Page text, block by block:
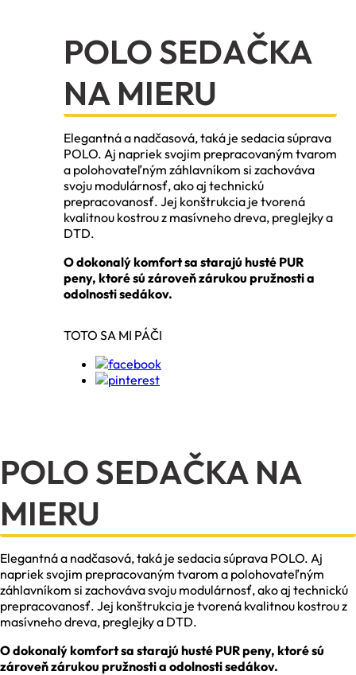
POLO SEDAČKA
NA MIERU
Elegantná a nadčasová, taká je sedacia súprava
POLO. Aj napriek svojim prepracovaným tvarom
a polohovateľným záhlavníkom si zachováva
svoju modulárnosť, ako aj technickú
prepracovanosť. Jej konštrukcia je tvorená
kvalitnou kostrou z masívneho dreva, preglejky a
DTD.
O dokonalý komfort sa starajú husté PUR
peny, ktoré sú zároveň zárukou pružnosti a
odolnosti sedákov.
TOTO SA MI PÁČI
POLO SEDAČKA NA
MIERU
Elegantná a nadčasová, taká je sedacia súprava POLO. Aj
napriek svojim prepracovaným tvarom a polohovateľným
záhlavníkom si zachováva svoju modulárnosť, ako aj technickú
prepracovanosť. Jej konštrukcia je tvorená kvalitnou kostrou z
masívneho dreva, preglejky a DTD.
O dokonalý komfort sa starajú husté PUR peny, ktoré sú
zároveň zárukou pružnosti a odolnosti sedákov.